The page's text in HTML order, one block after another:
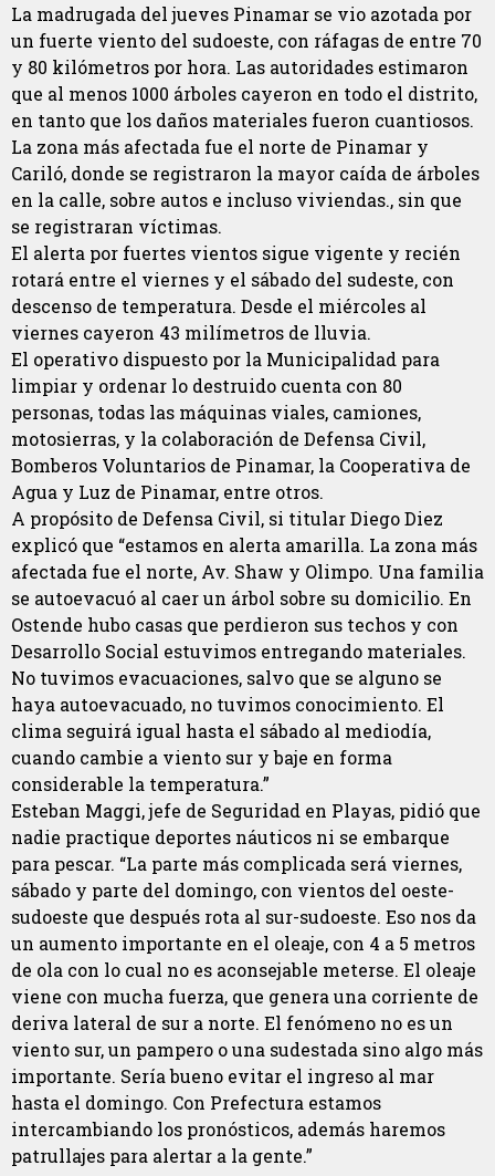
La madrugada del jueves Pinamar se vio azotada por
un fuerte viento del sudoeste, con ráfagas de entre 70
y 80 kilómetros por hora. Las autoridades estimaron
que al menos 1000 árboles cayeron en todo el distrito,
en tanto que los daños materiales fueron cuantiosos.
La zona más afectada fue el norte de Pinamar y
Cariló, donde se registraron la mayor caída de árboles
en la calle, sobre autos e incluso viviendas., sin que
se registraran víctimas.
El alerta por fuertes vientos sigue vigente y recién
rotará entre el viernes y el sábado del sudeste, con
descenso de temperatura. Desde el miércoles al
viernes cayeron 43 milímetros de lluvia.
El operativo dispuesto por la Municipalidad para
limpiar y ordenar lo destruido cuenta con 80
personas, todas las máquinas viales, camiones,
motosierras, y la colaboración de Defensa Civil,
Bomberos Voluntarios de Pinamar, la Cooperativa de
Agua y Luz de Pinamar, entre otros.
A propósito de Defensa Civil, si titular Diego Diez
explicó que “estamos en alerta amarilla. La zona más
afectada fue el norte, Av. Shaw y Olimpo. Una familia
se autoevacuó al caer un árbol sobre su domicilio. En
Ostende hubo casas que perdieron sus techos y con
Desarrollo Social estuvimos entregando materiales.
No tuvimos evacuaciones, salvo que se alguno se
haya autoevacuado, no tuvimos conocimiento. El
clima seguirá igual hasta el sábado al mediodía,
cuando cambie a viento sur y baje en forma
considerable la temperatura.”
Esteban Maggi, jefe de Seguridad en Playas, pidió que
nadie practique deportes náuticos ni se embarque
para pescar. “La parte más complicada será viernes,
sábado y parte del domingo, con vientos del oeste-
sudoeste que después rota al sur-sudoeste. Eso nos da
un aumento importante en el oleaje, con 4 a 5 metros
de ola con lo cual no es aconsejable meterse. El oleaje
viene con mucha fuerza, que genera una corriente de
deriva lateral de sur a norte. El fenómeno no es un
viento sur, un pampero o una sudestada sino algo más
importante. Sería bueno evitar el ingreso al mar
hasta el domingo. Con Prefectura estamos
intercambiando los pronósticos, además haremos
patrullajes para alertar a la gente.”